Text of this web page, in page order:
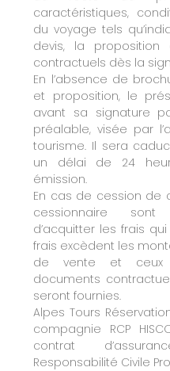
caractéristiques,
du voyage tels
devis, la proposition
contractuels dès la
En l’absence de
et proposition, le
avant sa signature
préalable, visée par
tourisme. Il sera
un délai de 24
émission.
En cas de cession de
cessionnaire sont
d’acquitter les frais
frais excèdent les
de vente et ceux
documents
seront fournies.
Alpes Tours
compagnie RCP
contrat
Responsabilité Civile